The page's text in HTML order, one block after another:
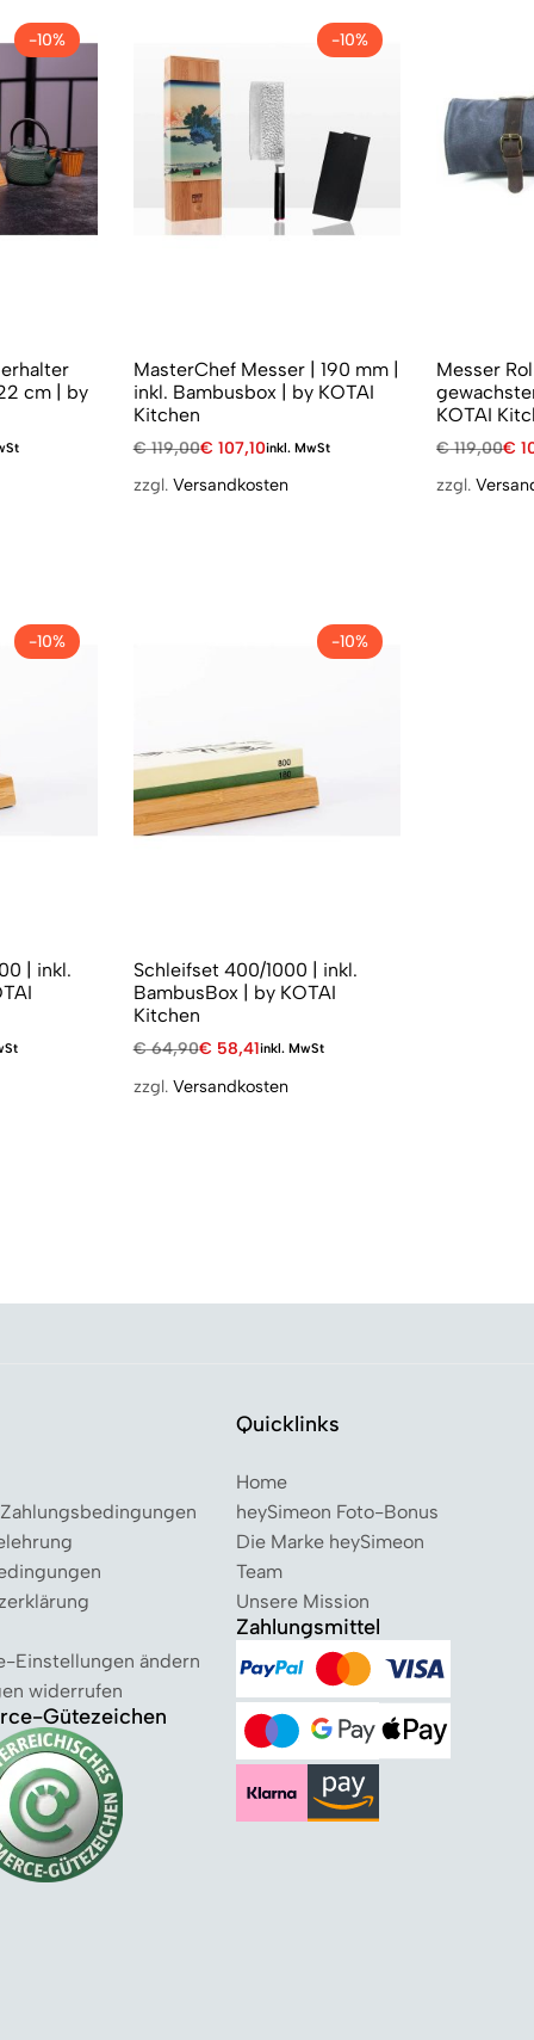
-10%
cm | by
-10%
MasterChef Messer | 190 mm |
inkl. Bambusbox | by KOTAI
Kitchen
€119,00€ 107,10inkl. MwSt
zzgl. Versandkosten
Messer
KOTAI
€119,00€
zzgl.
-10%
| inkl.
-10%
Schleifset 400/1000 | inkl.
BambusBox | by KOTAI
Kitchen
€64,90€ 58,41inkl. MwSt
zzgl. Versandkosten
Einstellungen ändern
widerrufen
Gütezeichen
Quicklinks
Home
heySimeon Foto-Bonus
Die Marke heySimeon
Team
Unsere Mission
Zahlungsmittel